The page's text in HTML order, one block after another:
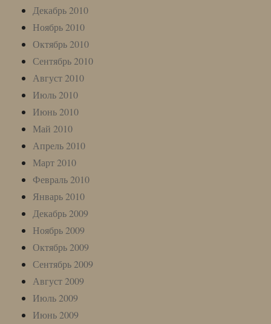
Декабрь 2010
Ноябрь 2010
Октябрь 2010
Сентябрь 2010
Август 2010
Июль 2010
Июнь 2010
Май 2010
Апрель 2010
Март 2010
Февраль 2010
Январь 2010
Декабрь 2009
Ноябрь 2009
Октябрь 2009
Сентябрь 2009
Август 2009
Июль 2009
Июнь 2009